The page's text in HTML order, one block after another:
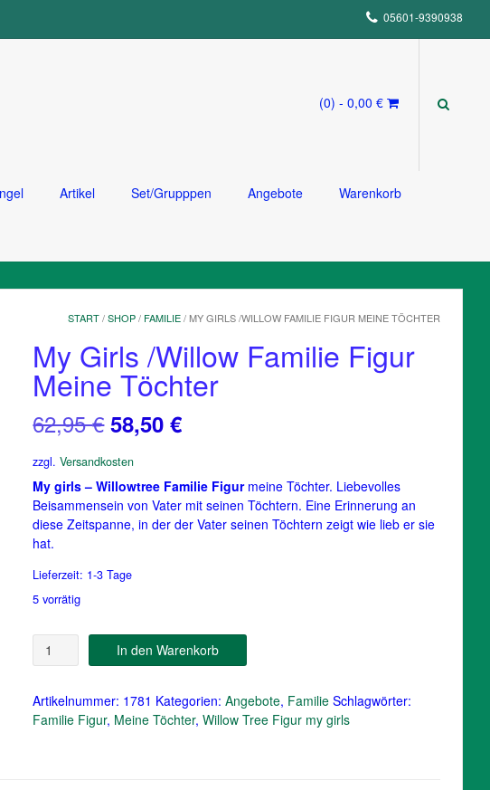
05601-9390938
(0) - 0,00 €
Artikel Set/Grupppen Angebote Warenkorb
START/SHOP/ FAMILIE/ MY GIRLS /WILLOW FAMILIE FIGUR MEINE TÖCHTER
My Girls /Willow Familie Figur
Meine Töchter
62,95€Ursprünglicher
Preis
war:
62,95 €
58,50€Aktueller
ist:
58,50 €.
zzgl.Versandkosten
My girls – Willowtree Familie Figurmeine Töchter. Liebevolles
Beisammensein von Vater mit seinen Töchtern. Eine Erinnerung an
diese Zeitspanne, in der der Vater seinen Töchtern zeigt wie lieb er sie
hat.
Lieferzeit: 1-3 Tage
5 vorrätig
My
Girls
Familie
Figur
In den Warenkorb
Artikelnummer: 1781 Kategorien:Angebote, Familie Schlagwörter:
Familie Figur, Meine Töchter,Willow Tree Figur my girls